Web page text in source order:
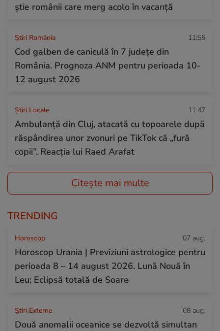
știe românii care merg acolo în vacanță
Știri România 11:55
Cod galben de caniculă în 7 județe din
România. Prognoza ANM pentru perioada 10-
12 august 2026
Știri Locale 11:47
Ambulanță din Cluj, atacată cu topoarele după
răspândirea unor zvonuri pe TikTok că „fură
copii”. Reacția lui Raed Arafat
Citește mai multe
TRENDING
Horoscop 07 aug.
Horoscop Urania | Previziuni astrologice pentru
perioada 8 – 14 august 2026. Lună Nouă în
Leu; Eclipsă totală de Soare
Știri Externe 08 aug.
Două anomalii oceanice se dezvoltă simultan